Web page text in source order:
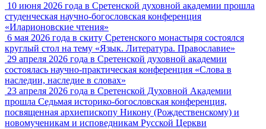
10 июня 2026 года в Сретенской духовной академии прошла
студенческая научно-богословская конференция
«Иларионовские чтения»
6 мая 2026 года в скиту Сретенского монастыря состоялся
круглый стол на тему «Язык. Литература. Православие»
29 апреля 2026 года в Сретенской духовной академии
состоялась научно-практическая конференция «Слова в
наследии, наследие в словах»
23 апреля 2026 года в Сретенской Духовной Академии
прошла Седьмая историко-богословская конференция,
посвященная архиепископу Никону (Рождественскому) и
новомученикам и исповедникам Русской Церкви